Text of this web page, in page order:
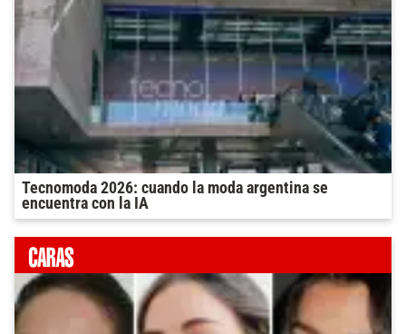
Tecnomoda 2026: cuando la moda argentina se
encuentra con la IA